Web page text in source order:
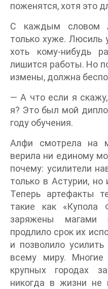
поженятся, хотя это
С каждым словом
только хуже. Люсиль
хоть кому-нибудь
лишится работы. Но
измены, должна
— А что если я
я? Это был мой
году обучения.
Алфи смотрела на
верила ни единому
почему: усилители
только в Астурии, но
Теперь артефакты
такие как «Купола
заряжены магами
продлило срок их
и позволило
всему миру.
крупных городах
никогда в жизни не